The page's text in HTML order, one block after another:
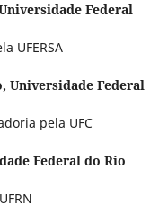
Federal
UFERSA
Universidade Federal
pela UFC
Federal do Rio